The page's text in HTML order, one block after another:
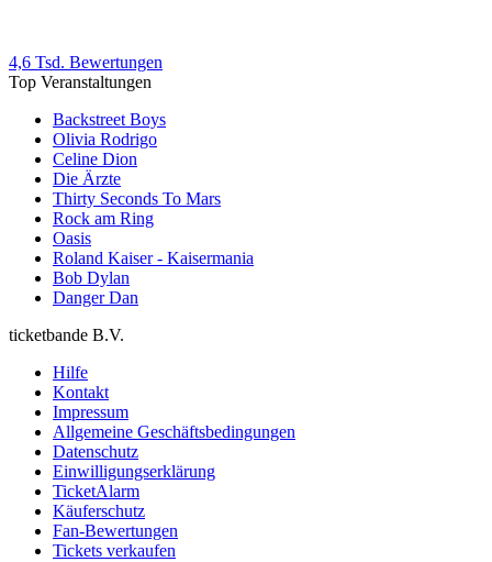
4,6 Tsd. Bewertungen
Top Veranstaltungen
Backstreet Boys
Olivia Rodrigo
Celine Dion
Die Ärzte
Thirty Seconds To Mars
Rock am Ring
Oasis
Roland Kaiser - Kaisermania
Bob Dylan
Danger Dan
ticketbande B.V.
Hilfe
Kontakt
Impressum
Allgemeine Geschäftsbedingungen
Datenschutz
Einwilligungserklärung
TicketAlarm
Käuferschutz
Fan-Bewertungen
Tickets verkaufen